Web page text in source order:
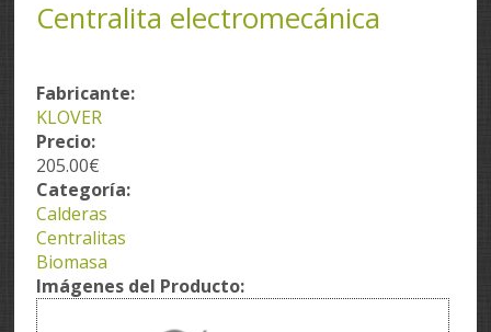
Centralita electromecánica
Fabricante:
KLOVER
Precio:
205.00€
Categoría:
Calderas
Centralitas
Biomasa
Imágenes del Producto: